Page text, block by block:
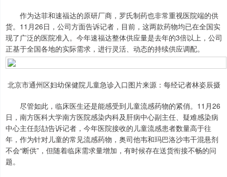
作为达菲和速福达的原研厂商，罗氏制药也非常重视医院端的供
货。11月26日，公司方面告诉记者，目前，这两款药物均已在全国实
现了广泛的医院准入。今年速福达整体供应量是去年的3倍以上，公司
正基于全国各地的实际需求，进行灵活、动态的持续供应调配。
北京市通州区妇幼保健院儿童急诊入口图片来源：每经记者林姿辰摄
尽管如此，临床医生还是能感受到儿童流感药物的紧俏。11月26
日，南方医科大学南方医院感染内科及肝病中心副主任、疑难感染病
中心主任彭劼告诉记者，今年医院接收的儿童流感患者数量高于往
年，作为针对儿童的常见流感药物，奥司他韦和玛巴洛沙韦干混悬剂
不会“断供”，但随着临床需求量增加，有时候存在送货衔接不畅的问
题。